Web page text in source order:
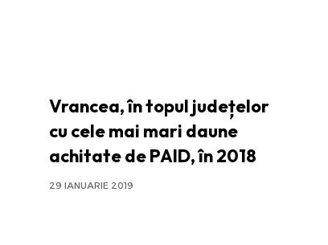
Vrancea, în topul județelor
cu cele mai mari daune
achitate de PAID, în 2018
29 IANUARIE 2019